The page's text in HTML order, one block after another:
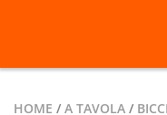
HOME / A TAVOLA /